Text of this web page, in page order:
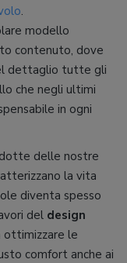
.
modello
contenuto, dove
dettaglio tutte gli
che negli ultimi
in ogni
delle nostre
la vita
diventa spesso
del design
ottimizzare le
comfort anche ai